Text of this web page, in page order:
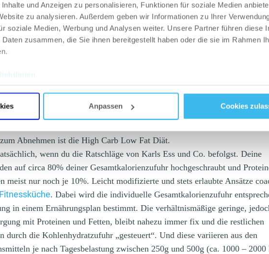
und Anzeigen zu personalisieren, Funktionen für soziale Medien
zu analysieren. Außerdem geben wir Informationen zu Ihrer
soziale Medien, Werbung und Analysen weiter. Unsere Partner führen diese
zusammen, die Sie ihnen bereitgestellt haben oder die sie im Rahmen
Anpassen Cookies
sind demnach die Hauptenergieträger. Leider wird nicht bei allen
Fetten“ Wert gelegt.
Abnehmen ist die High Carb Low Fat Diät.
wenn du die Ratschläge von Karls Ess und Co. befolgst. Deine
auf circa 80% deiner Gesamtkalorienzufuhr hochgeschraubt und
meist nur noch je 10%. Leicht modifizierte und stets erlaubte Ansätze
. Dabei wird die individuelle Gesamtkalorienzufuhr
in einem Ernährungsplan bestimmt. Die verhältnismäßige geringe,
mit Proteinen und Fetten, bleibt nahezu immer fix und die restlichen
durch die Kohlenhydratzufuhr „gesteuert“. Und diese variieren aus den
je nach Tagesbelastung zwischen 250g und 500g (ca. 1000 – 2000